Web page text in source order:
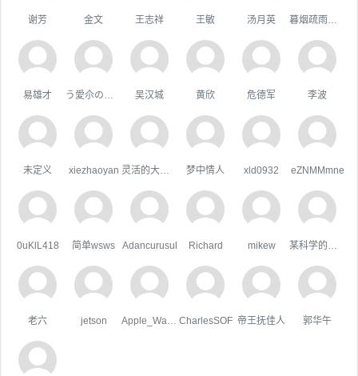
谢芳 金文 王志祥 王敏 汤月英
易雄才 吴汉城 黄欣 危德军 李波
未定义 xiezhaoyan 梦中情人 xld0932 eZNMMmne
0uKlL418 简单wsws Adancurusul Richard mikew
老六 jetson CharlesSOF 帝王抚佳人 郭华午